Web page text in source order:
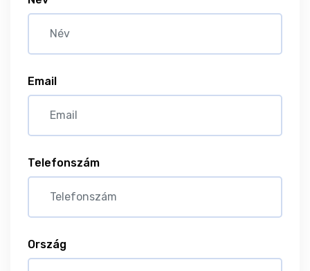
Email
Telefonszám
Ország